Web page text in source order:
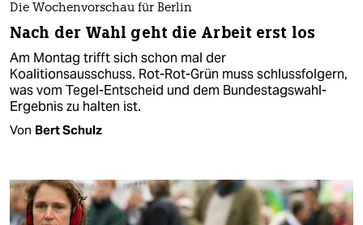
Die Wochenvorschau für Berlin
Nach der Wahl geht die Arbeit erst los
Am Montag trifft sich schon mal der
Koalitionsausschuss. Rot-Rot-Grün muss schlussfolgern,
was vom Tegel-Entscheid und dem Bundestagswahl-
Ergebnis zu halten ist.
Von Bert Schulz